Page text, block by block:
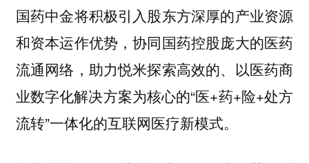
国药中金将积极引入股东方深厚的产业资源
和资本运作优势，协同国药控股庞大的医药
流通网络，助力悦米探索高效的、以医药商
业数字化解决方案为核心的“医+药+险+处方
流转”一体化的互联网医疗新模式。